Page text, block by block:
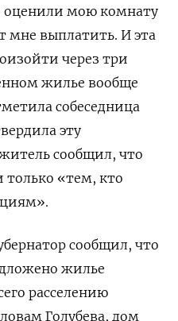
оценили мою комнату
мне выплатить. И эта
через три
жилье вообще
собеседница
эту
сообщил, что
только «тем, кто
сообщил, что
жилье
расселению
Голубева, дом